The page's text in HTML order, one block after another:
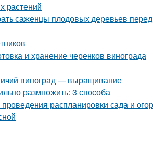
растений
саженцы плодовых деревьев перед
и хранение черенков винограда
виноград — выращивание
размножить: 3 способа
распланировки сада и